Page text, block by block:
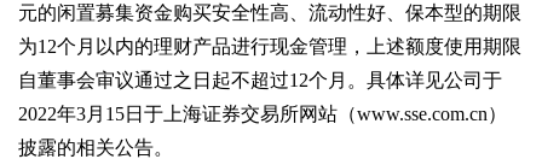
元的闲置募集资金购买安全性高、流动性好、保本型的期限
为12个月以内的理财产品进行现金管理，上述额度使用期限
自董事会审议通过之日起不超过12个月。具体详见公司于
2022年3月15日于上海证券交易所网站（www.sse.com.cn）
披露的相关公告。